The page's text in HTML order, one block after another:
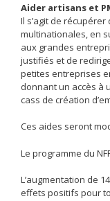
Aider artisans et
Il s’agit de
multinationales, en
aux grandes
justifiés et de
petites entreprises
donnant un accès à
cass de création
Ces aides seront
Le programme du
L’augmentation de
effets positifs pour